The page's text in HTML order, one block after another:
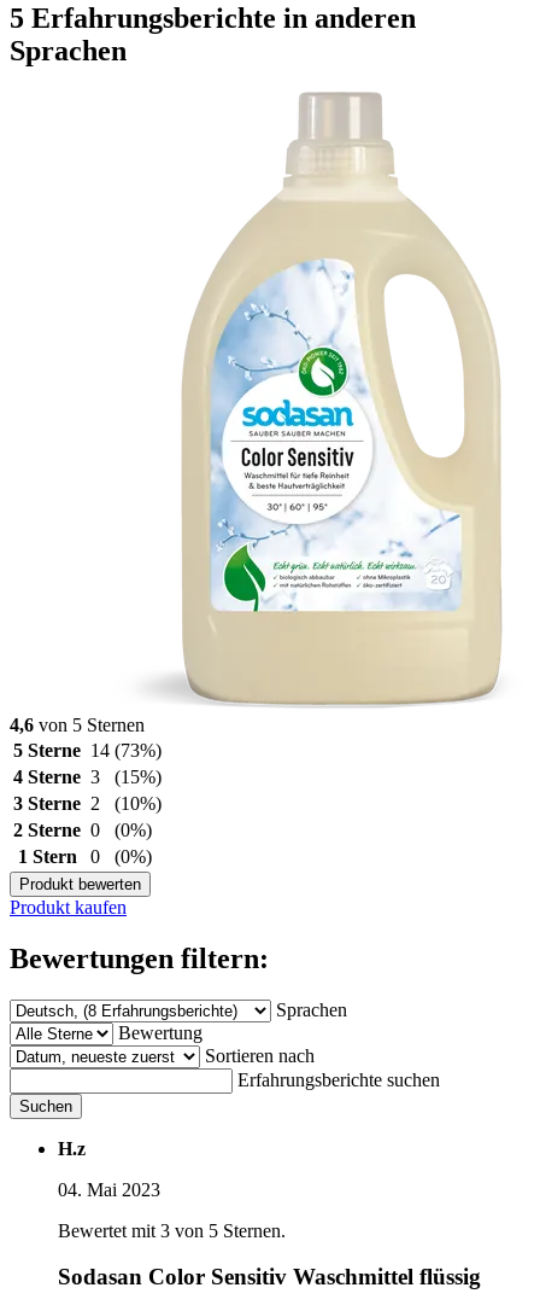
5 Erfahrungsberichte in anderen
Sprachen
4,6 von 5 Sternen
5 Sterne 14 (73%)
4 Sterne 3
(15%)
3 Sterne 2
(10%)
2 Sterne 0
(0%)
1 Stern
0 (0%)
Produkt bewerten
Produkt kaufen
Bewertungen filtern:
Sprachen
Bewertung
Sortieren nach
Erfahrungsberichte suchen
Suchen
H.z
04. Mai 2023
Bewertet mit 3 von 5 Sternen.
Sodasan Color Sensitiv Waschmittel flüssig